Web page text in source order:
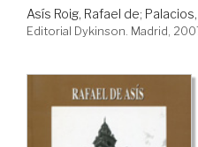
Asís Roig, Rafael de;
Editorial Dykinson. Madrid,